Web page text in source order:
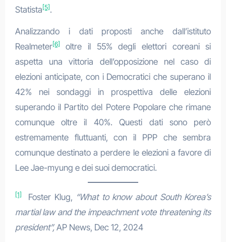
Statista[5].
Analizzando i dati proposti anche dall’istituto
Realmeter[6]
oltre il 55% degli elettori coreani si
aspetta una vittoria dell’opposizione nel caso di
elezioni anticipate, con i Democratici che superano il
42% nei sondaggi in prospettiva delle elezioni
superando il Partito del Potere Popolare che rimane
comunque oltre il 40%. Questi dati sono però
estremamente fluttuanti, con il PPP che sembra
comunque destinato a perdere le elezioni a favore di
Lee Jae-myung e dei suoi democratici.
[1] Foster Klug, “What to know about South Korea’s
martial law and the impeachment vote threatening its
president”, AP News, Dec 12, 2024